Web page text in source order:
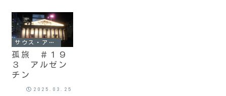
サウス・アメリカ（南米）
孤旅 ＃１９
３ アルゼン
チン
2025.03.25